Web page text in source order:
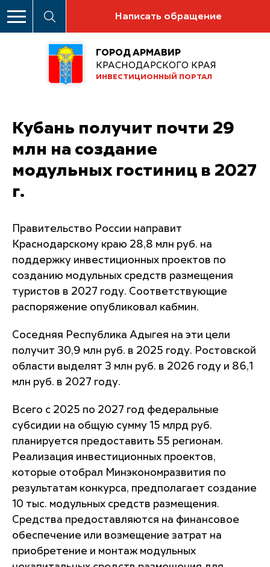
Написать обращение
ГОРОД АРМАВИР
КРАСНОДАРСКОГО КРАЯ
ИНВЕСТИЦИОННЫЙ ПОРТАЛ
Кубань получит почти 29
млн на создание
модульных гостиниц в 2027
г.
Правительство России направит
Краснодарскому краю 28,8 млн руб. на
поддержку инвестиционных проектов по
созданию модульных средств размещения
туристов в 2027 году. Соответствующие
распоряжение опубликовал кабмин.
Соседняя Республика Адыгея на эти цели
получит 30,9 млн руб. в 2025 году. Ростовской
области выделят 3 млн руб. в 2026 году и 86,1
млн руб. в 2027 году.
Всего с 2025 по 2027 год федеральные
субсидии на общую сумму 15 млрд руб.
планируется предоставить 55 регионам.
Реализация инвестиционных проектов,
которые отобрал Минэкономразвития по
результатам конкурса, предполагает создание
10 тыс. модульных средств размещения.
Средства предоставляются на финансовое
обеспечение или возмещение затрат на
приобретение и монтаж модульных